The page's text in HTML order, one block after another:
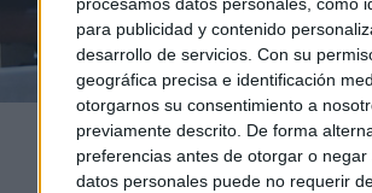
procesamos datos personales, como
para publicidad y contenido
desarrollo de servicios. Con su
geográfica precisa e identificación
otorgarnos su consentimiento a
previamente descrito. De forma
preferencias antes de otorgar o
datos personales puede no requerir